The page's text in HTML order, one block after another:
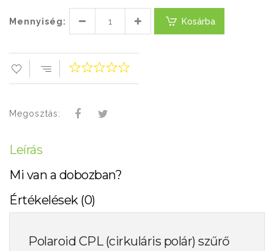
Mennyiség: Kosárba
Megosztás:
Leírás
Mi van a dobozban?
Értékelések (0)
Polaroid CPL (cirkuláris polár) szűrő